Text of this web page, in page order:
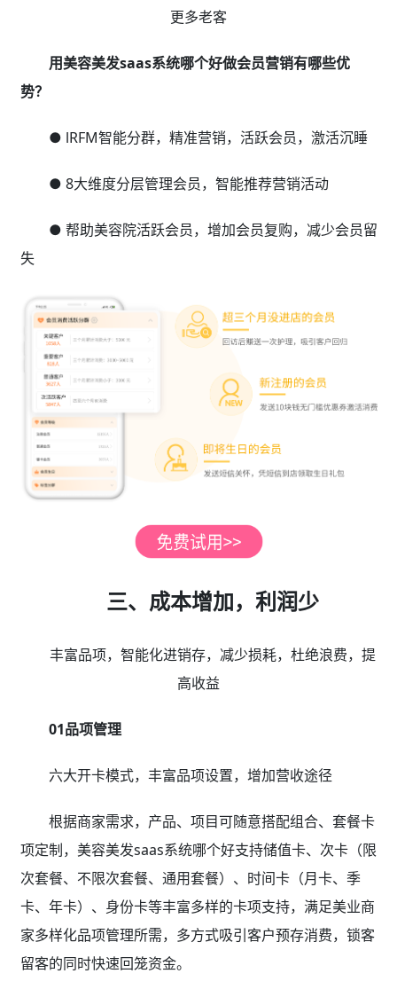
更多老客
用美容美发saas系统哪个好做会员营销有哪些优
势？
● lRFM智能分群，精准营销，活跃会员，激活沉睡
● 8大维度分层管理会员，智能推荐营销活动
● 帮助美容院活跃会员，增加会员复购，减少会员留
失
三、成本增加，利润少
丰富品项，智能化进销存，减少损耗，杜绝浪费，提
高收益
01品项管理
六大开卡模式，丰富品项设置，增加营收途径
根据商家需求，产品、项目可随意搭配组合、套餐卡
项定制，美容美发saas系统哪个好支持储值卡、次卡（限
次套餐、不限次套餐、通用套餐）、时间卡（月卡、季
卡、年卡）、身份卡等丰富多样的卡项支持，满足美业商
家多样化品项管理所需，多方式吸引客户预存消费，锁客
留客的同时快速回笼资金。